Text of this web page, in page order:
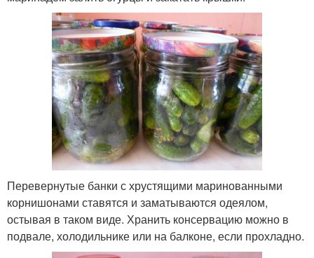
Перевернутые банки с хрустящими маринованными
корнишонами ставятся и заматываются одеялом,
остывая в таком виде. Хранить консервацию можно в
подвале, холодильнике или на балконе, если прохладно.